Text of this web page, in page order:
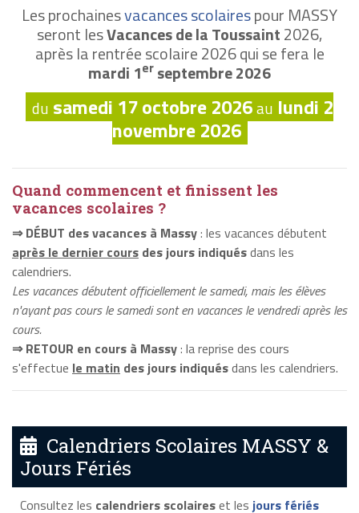
Les prochainesvacances scolairespour MASSY
seront lesVacances de la Toussaint2026,
après la rentrée scolaire 2026 qui se fera le
mardi 1er septembre 2026
du samedi 17 octobre 2026au lundi 2
novembre 2026
Quand commencent et finissent les
vacances scolaires ?
⇒ DÉBUT des vacances à Massy: les vacances débutent
après le dernier cours des jours indiquésdans les
calendriers.
Les vacances débutent officiellement le samedi, mais les élèves
n'ayant pas cours le samedi sont en vacances le vendredi après les
cours.
⇒ RETOUR en cours à Massy: la reprise des cours
s'effectue le matin des jours indiquésdans les calendriers.
Calendriers Scolaires MASSY &
Jours Fériés
Consultez les calendriers scolaireset les jours fériés